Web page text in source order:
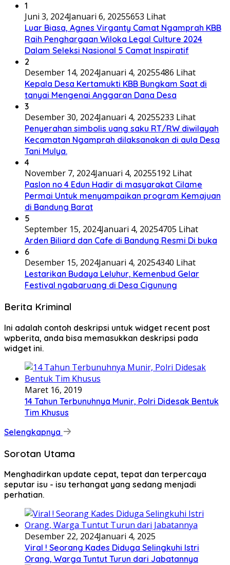
1
Juni 3, 2024Januari 6, 20255653 Lihat
Luar Biasa, Agnes Virganty Camat Ngamprah KBB
Raih Penghargaan Wiloka Legal Culture 2024
Dalam Seleksi Nasional 5 Camat Inspiratif
2
Desember 14, 2024Januari 4, 20255486 Lihat
Kepala Desa Kertamukti KBB Bungkam Saat di
tanyai Mengenai Anggaran Dana Desa
3
Desember 30, 2024Januari 4, 20255233 Lihat
Penyerahan simbolis uang saku RT/RW diwilayah
Kecamatan Ngamprah dilaksanakan di aula Desa
Tani Mulya.
4
November 7, 2024Januari 4, 20255192 Lihat
Paslon no 4 Edun Hadir di masyarakat Cilame
Permai Untuk menyampaikan program Kemajuan
di Bandung Barat
5
September 15, 2024Januari 4, 20254705 Lihat
Arden Biliard dan Cafe di Bandung Resmi Di buka
6
Desember 15, 2024Januari 4, 20254340 Lihat
Lestarikan Budaya Leluhur, Kemenbud Gelar
Festival ngabaruang di Desa Cigunung
Berita Kriminal
Ini adalah contoh deskripsi untuk widget recent post
wpberita, anda bisa memasukkan deskripsi pada
widget ini.
Maret 16, 2019
14 Tahun Terbunuhnya Munir, Polri Didesak Bentuk
Tim Khusus
Selengkapnya
Sorotan Utama
Menghadirkan update cepat, tepat dan terpercaya
seputar isu - isu terhangat yang sedang menjadi
perhatian.
Desember 22, 2024Januari 4, 2025
Viral ! Seorang Kades Diduga Selingkuhi Istri
Orang, Warga Tuntut Turun dari Jabatannya